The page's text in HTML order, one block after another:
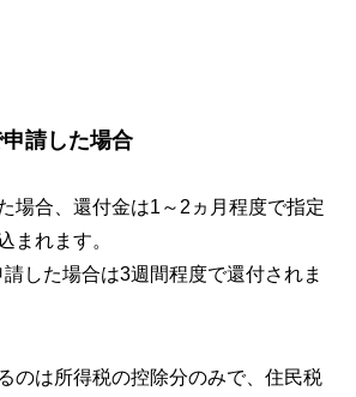
請した場合
場合、還付金は1～2ヵ月程度で指定
まれます。
した場合は3週間程度で還付されま
のは所得税の控除分のみで、住民税